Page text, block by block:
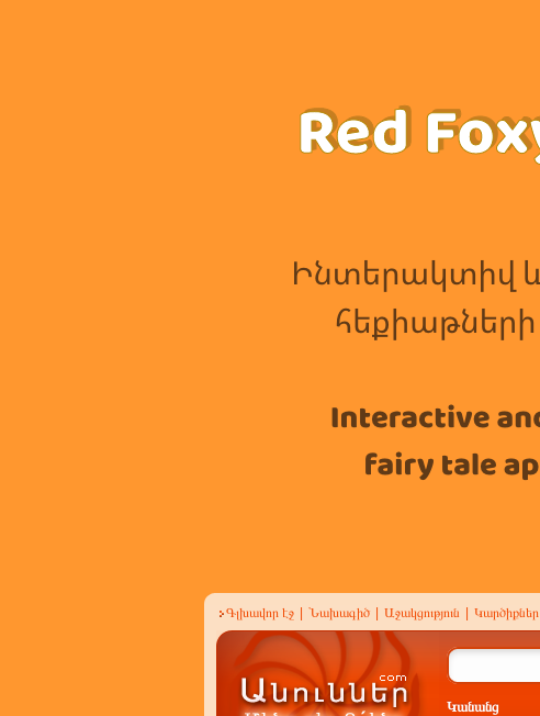
Գլխավոր էջ Նախագիծ Աջակցություն Կարծիքներ
Կանանց